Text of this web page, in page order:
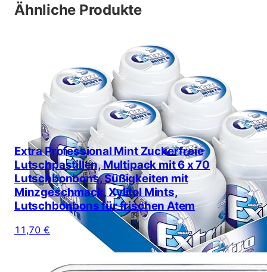
Ähnliche Produkte
Extra Professional Mint Zuckerfreie
Lutschpastillen, Multipack mit 6 x 70
Lutschbonbons, Süßigkeiten mit
Minzgeschmack, Xylitol Mints,
Lutschbonbons für frischen Atem
11,70 €